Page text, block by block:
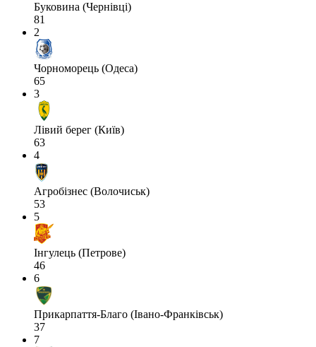
Буковина (Чернівці)
81
2
Чорноморець (Одеса)
65
3
Лівий берег (Київ)
63
4
Агробізнес (Волочиськ)
53
5
Інгулець (Петрове)
46
6
Прикарпаття-Благо (Івано-Франківськ)
37
7